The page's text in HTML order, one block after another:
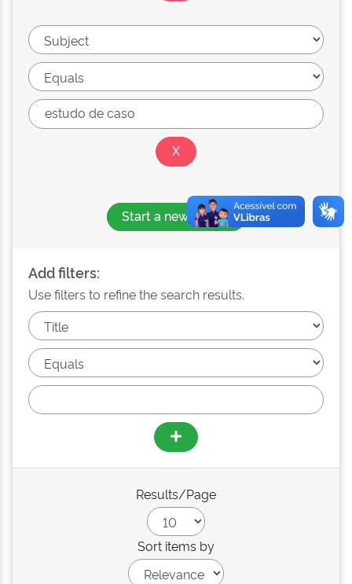
Start a new search
Add filters:
Use filters to refine the search results.
Results/Page
Sort items by